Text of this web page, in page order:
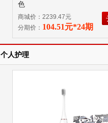
色
商城价：2239.47元
分期价： 104.51元*24期
个人护理